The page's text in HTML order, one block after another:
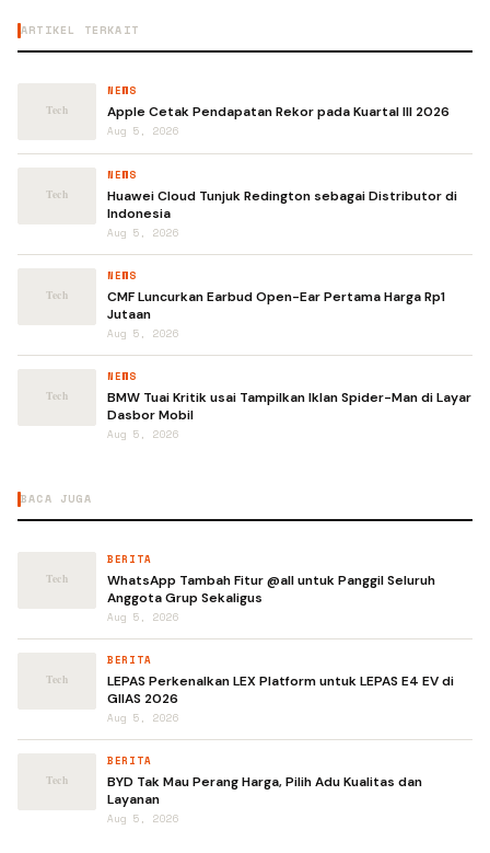
ARTIKEL TERKAIT
NEWS
Apple Cetak Pendapatan Rekor pada Kuartal III 2026
Aug 5, 2026
NEWS
Huawei Cloud Tunjuk Redington sebagai Distributor di
Indonesia
Aug 5, 2026
NEWS
CMF Luncurkan Earbud Open-Ear Pertama Harga Rp1
Jutaan
Aug 5, 2026
NEWS
BMW Tuai Kritik usai Tampilkan Iklan Spider-Man di Layar
Dasbor Mobil
Aug 5, 2026
BACA JUGA
BERITA
WhatsApp Tambah Fitur @all untuk Panggil Seluruh
Anggota Grup Sekaligus
Aug 5, 2026
BERITA
LEPAS Perkenalkan LEX Platform untuk LEPAS E4 EV di
GIIAS 2026
Aug 5, 2026
BERITA
BYD Tak Mau Perang Harga, Pilih Adu Kualitas dan
Layanan
Aug 5, 2026